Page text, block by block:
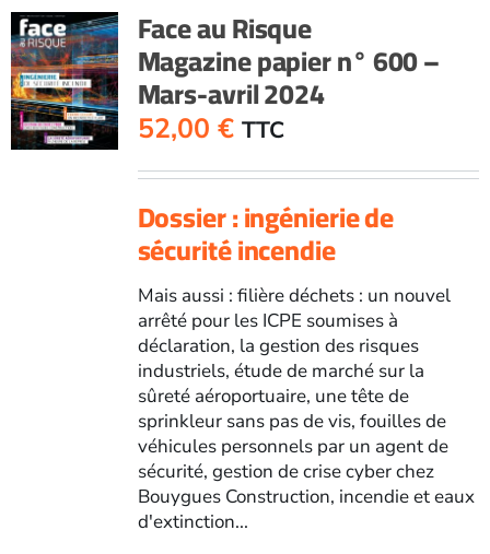
602
-
Juillet-
août
2024
Face au Risque
Magazine papier n° 600 –
Mars-avril 2024
52,00 € TTC
Dossier : ingénierie de
sécurité incendie
Mais aussi : filière déchets : un nouvel
arrêté pour les ICPE soumises à
déclaration, la gestion des risques
industriels, étude de marché sur la
sûreté aéroportuaire, une tête de
sprinkleur sans pas de vis, fouilles de
véhicules personnels par un agent de
sécurité, gestion de crise cyber chez
Bouygues Construction, incendie et eaux
d'extinction...